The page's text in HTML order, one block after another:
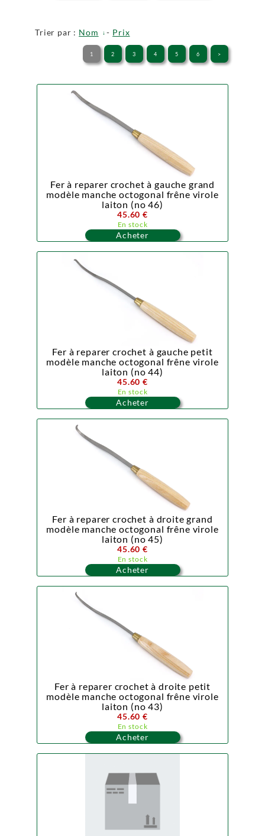
Trier par : Nom - Prix
1 2 3 4 5 6 >
Fer à reparer crochet à gauche grand
modèle manche octogonal frêne virole
laiton (no 46)
45.60 €
En stock
Acheter
Fer à reparer crochet à gauche petit
modèle manche octogonal frêne virole
laiton (no 44)
45.60 €
En stock
Acheter
Fer à reparer crochet à droite grand
modèle manche octogonal frêne virole
laiton (no 45)
45.60 €
En stock
Acheter
Fer à reparer crochet à droite petit
modèle manche octogonal frêne virole
laiton (no 43)
45.60 €
En stock
Acheter